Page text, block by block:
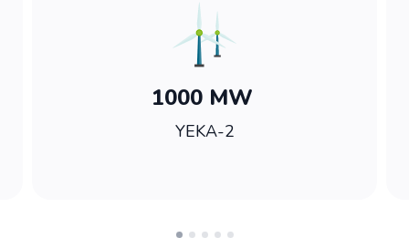
1000 MW
YEKA-2